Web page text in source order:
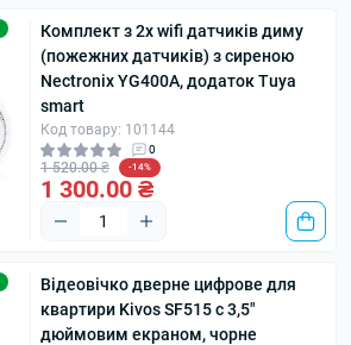
Комплект з 2х wifi датчиків диму
(пожежних датчиків) з сиреною
Nectronix YG400A, додаток Tuya
smart
Код товару: 101144
0
1 520.00 ₴ -14%
1 300.00 ₴
Відеовічко дверне цифрове для
квартири Kivos SF515 c 3,5"
дюймовим екраном, чорне